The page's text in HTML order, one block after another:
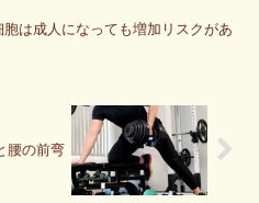
胞は成人になっても増加リスクがあ
腰の前弯